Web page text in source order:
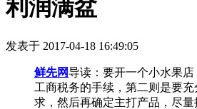
利润满盆
发表于 2017-04-18 16:49:05
鲜先网导读：要开一个小水果
工商税务的手续，第二则是要
求，然后再确定主打产品，尽